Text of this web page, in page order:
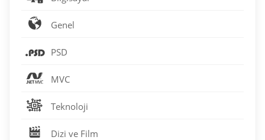
Genel
PSD
MVC
Teknoloji
Dizi ve Film